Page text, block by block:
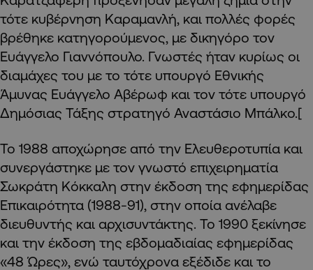
τότε κυβέρνηση Καραμανλή, και πολλές φορές
βρέθηκε κατηγορούμενος, με δικηγόρο τον
Ευάγγελο Γιαννόπουλο. Γνωστές ήταν κυρίως οι
διαμάχες του με το τότε υπουργό Εθνικής
Άμυνας Ευάγγελο Αβέρωφ και τον τότε υπουργό
Δημόσιας Τάξης στρατηγό Αναστάσιο Μπάλκο.[
Το 1988 αποχώρησε από την Ελευθεροτυπία και
συνεργάστηκε με τον γνωστό επιχειρηματία
Σωκράτη Κόκκαλη στην έκδοση της εφημερίδας
Επικαιρότητα (1988-91), στην οποία ανέλαβε
διευθυντής και αρχισυντάκτης. Το 1990 ξεκίνησε
και την έκδοση της εβδομαδιαίας εφημερίδας
«48 Ώρες», ενώ ταυτόχρονα εξέδιδε και το